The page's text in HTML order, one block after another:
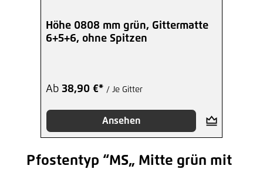
Höhe 0808 mm grün, Gittermatte
6+5+6, ohne Spitzen
Ab 38,90 €* / Je Gitter
Ansehen
Produktgalerie überspringen
Pfostentyp “MS„ Mitte grün mit